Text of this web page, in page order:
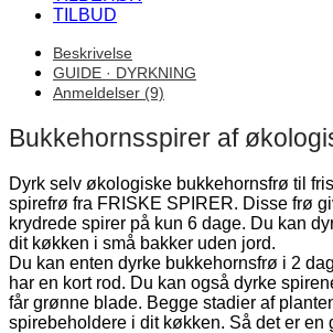
TILBUD
Beskrivelse
GUIDE · DYRKNING
Anmeldelser (9)
Bukkehornsspirer af
Dyrk selv økologiske bukkehornsfrø til
spirefrø fra FRISKE SPIRER. Disse frø
krydrede spirer på kun 6 dage. Du kan
dit køkken i små bakker uden jord.
Du kan enten dyrke bukkehornsfrø i 2
har en kort rod. Du kan også dyrke
får grønne blade. Begge stadier af
spirebeholdere i dit køkken. Så det er en